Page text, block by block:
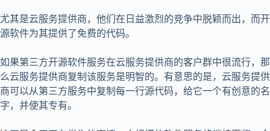
尤其是云服务提供商，他们在日益激烈的竞争中脱颖而出，而开
源软件为其提供了免费的代码。
如果第三方开源软件服务在云服务提供商的客户群中很流行，那
么云服务提供商复制该服务是明智的。有意思的是，云服务提供
商可以从第三方服务中复制每一行源代码，给它一个有创意的名
字，并使其专有。